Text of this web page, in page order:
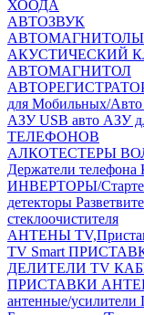
ХООДА
АВТОЗВУК
АВТОМАГНИТОЛЫ
АКУСТИЧЕСКИЙ
АВТОМАГНИТОЛ
для Мобильных/Авто
АЗУ USB авто АЗУ
ТЕЛЕФОНОВ
АЛКОТЕСТЕРЫ
Держатели телефона
ИНВЕРТОРЫ/
детекторы
стеклоочистителя
АНТЕНЫ
TV Smart
ДЕЛИТЕЛИ TV
ПРИСТАВКИ
антенные/усилители